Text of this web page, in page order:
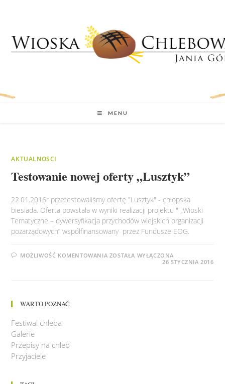
MENU
AKTUALNOSCI
Testowanie nowej oferty „Lusztyk”
22.01.2016r przetestowaliśmy ofertę "Lusztyk" - chłopska
biesiada. Oferta powstała w wyniki realizacji projektu " „Wioski
Tematyczne – dywersyfikacja przychodów wiejskich organizacji
pozarządowych” współfinansowany przez Fundusze EOG.
MOŻLIWOŚĆ KOMENTOWANIA TESTOWANIE
ZOSTAŁA WYŁĄCZONA
26 STYCZNIA 2016
WARTO POZNAĆ
Festiwal chleba
Galerie
Przepisy na chleb
Przyjaciele